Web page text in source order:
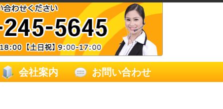
会社案内 お問い合わせ